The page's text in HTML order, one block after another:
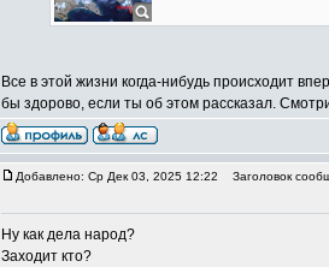
Все в этой жизни когда-нибудь происходит
бы здорово, если ты об этом рассказал.
Добавлено: Ср Дек 03, 2025 12:22 Заголовок
Ну как дела народ?
Заходит кто?